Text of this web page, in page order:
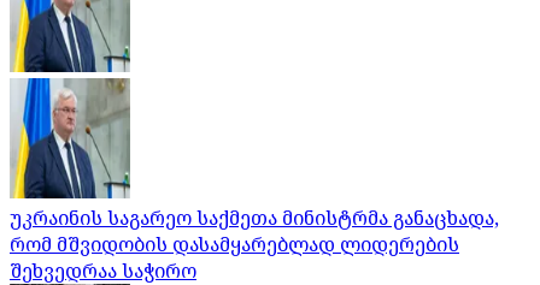
უკრაინის საგარეო საქმეთა მინისტრმა განაცხადა,
რომ მშვიდობის დასამყარებლად ლიდერების
შეხვედრაა საჭირო